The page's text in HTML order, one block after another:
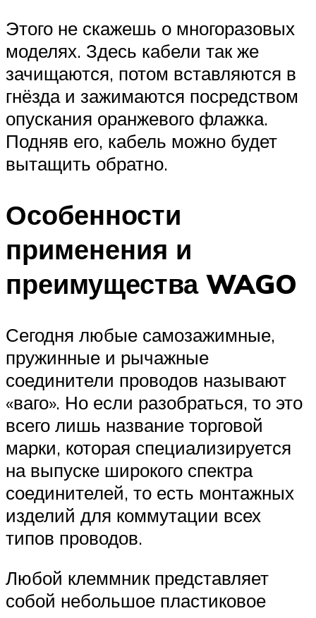
Этого не скажешь о многоразовых
моделях. Здесь кабели так же
зачищаются, потом вставляются в
гнёзда и зажимаются посредством
опускания оранжевого флажка.
Подняв его, кабель можно будет
вытащить обратно.
Особенности
применения и
преимущества WAGO
Сегодня любые самозажимные,
пружинные и рычажные
соединители проводов называют
«ваго». Но если разобраться, то это
всего лишь название торговой
марки, которая специализируется
на выпуске широкого спектра
соединителей, то есть монтажных
изделий для коммутации всех
типов проводов.
Любой клеммник представляет
собой небольшое пластиковое